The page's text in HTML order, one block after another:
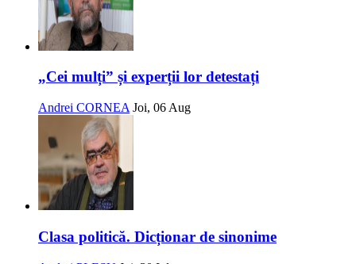
„Cei mulți” și experții lor detestați
Andrei CORNEA Joi, 06 Aug
Clasa politică. Dicționar de sinonime